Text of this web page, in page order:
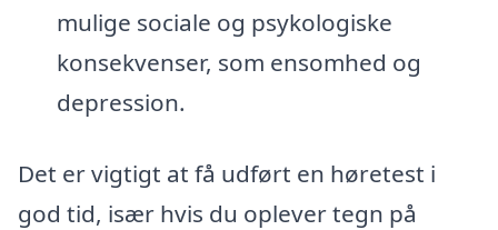
mulige sociale og psykologiske
konsekvenser, som ensomhed og
depression.
Det er vigtigt at få udført en høretest i
god tid, især hvis du oplever tegn på